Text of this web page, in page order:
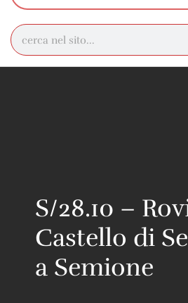
S/28.10 –
Castello di
a Semione